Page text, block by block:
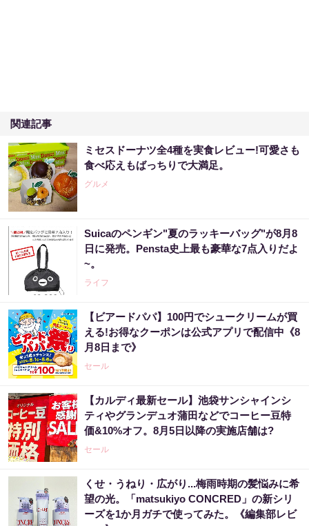
関連記事
ミセスドーナツ全4種を実食レビュー!可愛さも
食べ応えもばっちりで大満足。
グルメ
Suicaのペンギン"夏のラッキーバッグ"が8月8
日に発売。Pensta史上最も豪華な7点入りだよ
~。
ライフ
【ビアードパパ】100円でシュークリームが買
える!お得なクーポンは公式アプリで配信中《8
月8日まで》
セール
【カルディ最新セール】池袋サンシャインシ
ティやグランデュオ蒲田などでコーヒー豆特
価&10%オフ。8月5日以降の実施店舗は?
セール
くせ・うねり・広がり...梅雨時期の髪悩みに希
望の光。「matsukiyo CONCRED」の新シリ
ーズを1か月ガチで使ってみた。《編集部レビ